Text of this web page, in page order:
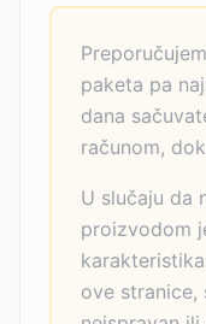
paketa pa
dana
računom,
U slučaju da
proizvodom
ove